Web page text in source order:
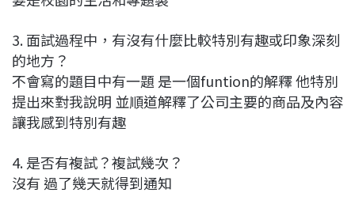
3. 面試過程中，有沒有什麼比較特別有趣或印象深刻
的地方？
不會寫的題目中有一題 是一個funtion的解釋 他特別
提出來對我說明 並順道解釋了公司主要的商品及內容
讓我感到特別有趣
4. 是否有複試？複試幾次？
沒有 過了幾天就得到通知